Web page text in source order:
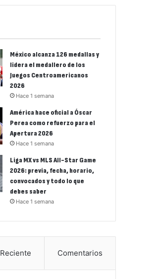
México alcanza 126 medallas y
lidera el medallero de los
Juegos Centroamericanos
2026
Hace 1 semana
América hace oficial a Óscar
Perea como refuerzo para el
Apertura 2026
Hace 1 semana
Liga MX vs MLS All-Star Game
2026: previa, fecha, horario,
convocados y todo lo que
debes saber
Hace 1 semana
Reciente Comentarios